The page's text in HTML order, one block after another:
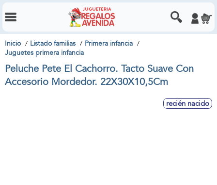
Inicio Listado familias
Primera infancia
Juguetes primera infancia
Peluche Pete El Cachorro. Tacto Suave Con
Accesorio Mordedor. 22X30X10,5Cm
recién nacido